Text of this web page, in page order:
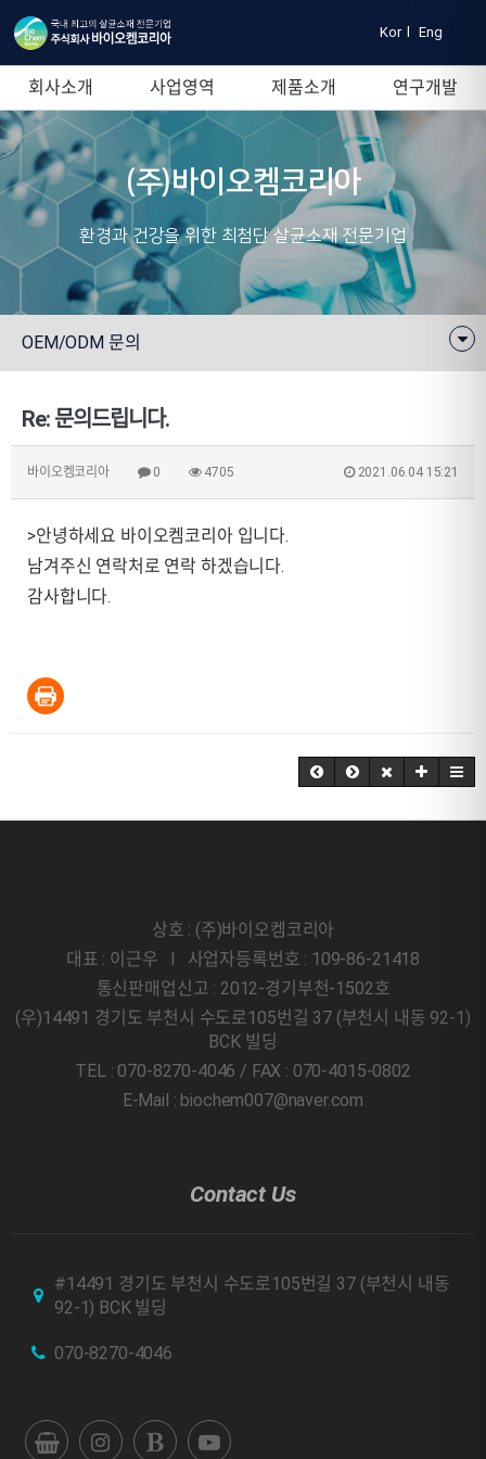
KorlEng
회사소개 사업영역 제품소개 연구개발
(주)바이오켐코리아
환경과 건강을 위한 최첨단 살균소재 전문기업
OEM/ODM 문의
Re: 문의드립니다.
바이오켐코리아 0 4705 2021.06.04 15:21
>안녕하세요 바이오켐코리아 입니다.
남겨주신 연락처로 연락 하겠습니다.
감사합니다.
상호 : (주)바이오켐코리아
대표 : 이근우 l 사업자등록번호 : 109-86-21418
통신판매업신고 : 2012-경기부천-1502호
(우)14491 경기도 부천시 수도로105번길 37 (부천시 내동 92-1)
BCK 빌딩
TEL : 070-8270-4046 / FAX : 070-4015-0802
E-Mail : biochem007@naver.com
Contact Us
#14491 경기도 부천시 수도로105번길 37 (부천시 내동
92-1) BCK 빌딩
070-8270-4046